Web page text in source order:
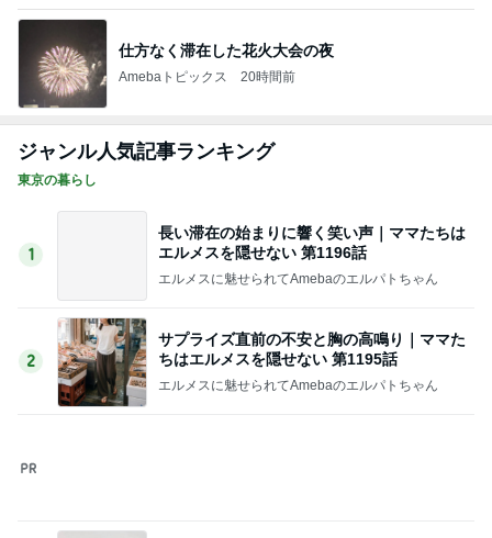
エルメスを隠せない 第1196話
エルメスに魅せられてAmebaのエルパトちゃん
2
サプライズ直前の不安と胸の高鳴り｜ママた
ちはエルメスを隠せない 第1195話
3
私の夫は子供おじさん
4